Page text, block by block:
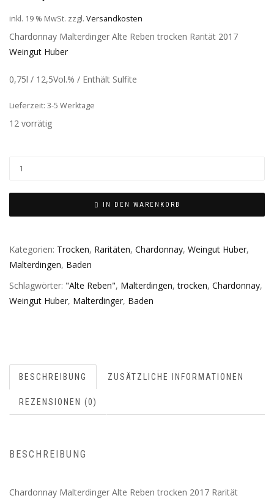
inkl. 19 % MwSt. zzgl. Versandkosten
Chardonnay Malterdinger Alte Reben trocken Rarität 2017
Weingut Huber
0,75l / 12,5Vol.% / Enthält Sulfite
Lieferzeit: 3-5 Werktage
12 vorrätig
IN DEN WARENKORB
Kategorien: Trocken, Raritäten, Chardonnay, Weingut Huber,
Malterdingen, Baden
Schlagwörter: "Alte Reben", Malterdingen,trocken, Chardonnay,
Weingut Huber, Malterdinger, Baden
BESCHREIBUNG ZUSÄTZLICHE INFORMATIONEN
REZENSIONEN (0)
BESCHREIBUNG
Chardonnay Malterdinger Alte Reben trocken 2017 Rarität